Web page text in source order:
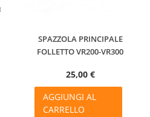
SPAZZOLA PRINCIPALE
FOLLETTO VR200-VR300
25,00 €
AGGIUNGI AL
CARRELLO